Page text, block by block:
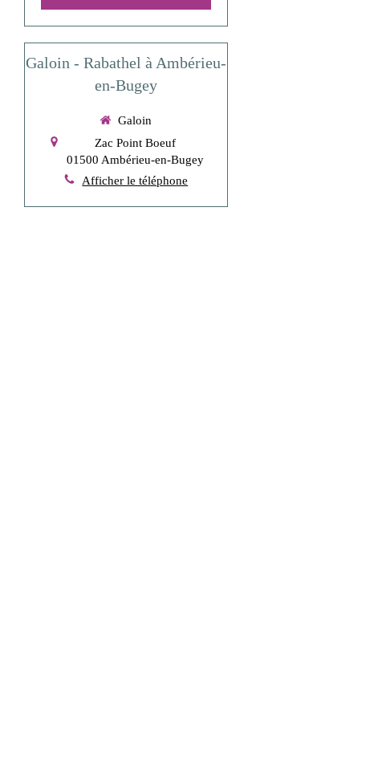
Galoin - Rabathel à Ambérieu-
en-Bugey
Galoin
Zac Point Boeuf
01500 Ambérieu-en-Bugey
Afficher le téléphone